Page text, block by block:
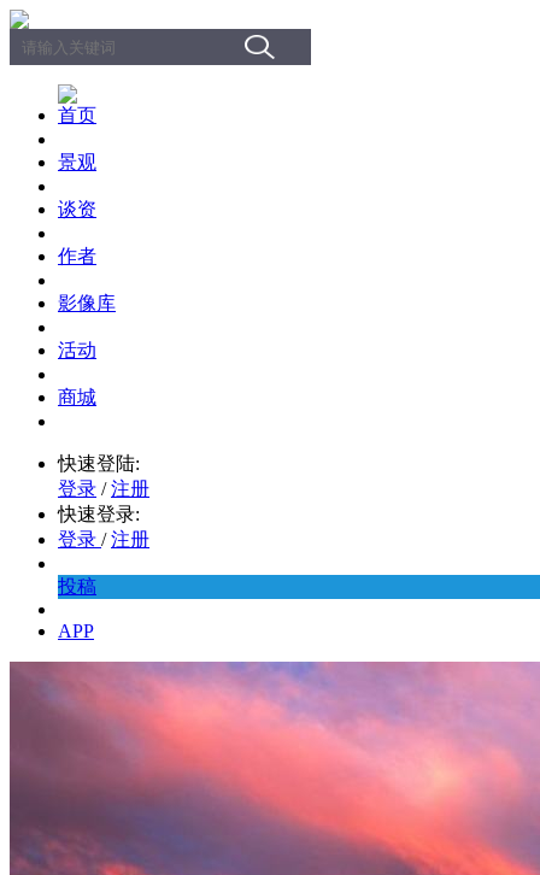
首页
景观
谈资
作者
影像库
活动
商城
快速登陆:
登录 / 注册
快速登录:
登录 / 注册
投稿
APP